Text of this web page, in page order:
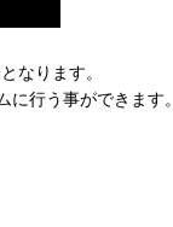
なります。
行う事ができます。